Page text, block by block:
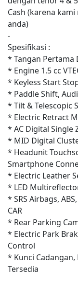
Cash (karena
anda)
-
Spesifikasi :
* Tangan Pertama
* Engine 1.5 cc
* Keyless Start
* Paddle Shift,
* Tilt & Telescopic
* Electric Retract
* AC Digital Single
* MID Digital
* Headunit
Smartphone
* Electric Leather
* LED
* SRS Airbags, ABS,
CAR
* Rear Parking
* Electric Park
Control
* Kunci
Tersedia